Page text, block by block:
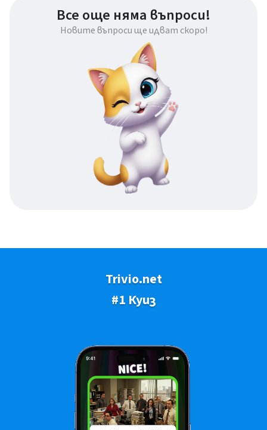
Все още няма въпроси!
Новите въпроси ще идват скоро!
Trivio.net
#1 Куиз